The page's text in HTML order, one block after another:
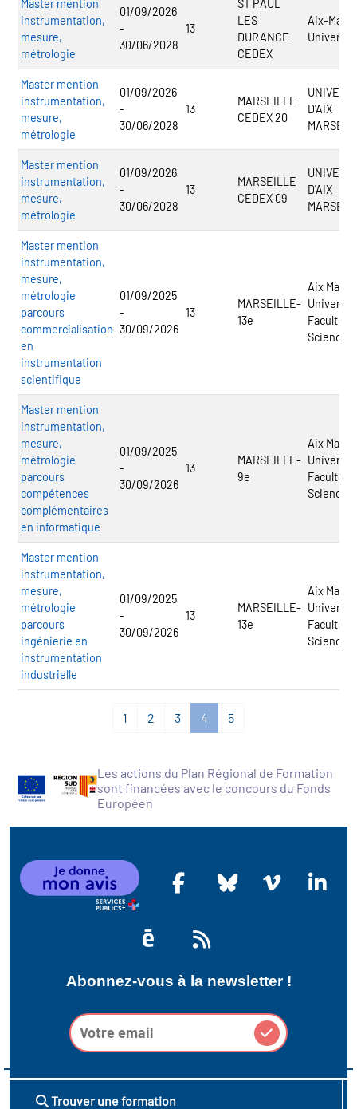
Master mention
instrumentation,
mesure,
métrologie
01/09/2026
-
30/06/2028
13
ST PAUL
LES
DURANCE
CEDEX
Aix-
Master mention
instrumentation,
mesure,
métrologie
01/09/2026
-
30/06/2028
13
MARSEILLE
CEDEX 20
D'AIX
Master mention
instrumentation,
mesure,
métrologie
01/09/2026
-
30/06/2028
13
MARSEILLE
CEDEX 09
D'AIX
Master mention
instrumentation,
mesure,
métrologie
parcours
commercialisation
en
instrumentation
scientifique
01/09/2025
-
30/09/2026
13
MARSEILLE-
13e
Aix
Faculté
Sciences
Master mention
instrumentation,
mesure,
métrologie
parcours
compétences
complémentaires
en informatique
01/09/2025
-
30/09/2026
13
MARSEILLE-
9e
Aix
Faculté
Sciences
Master mention
instrumentation,
mesure,
métrologie
parcours
ingénierie en
instrumentation
industrielle
01/09/2025
-
30/09/2026
13
MARSEILLE-
13e
Aix
Faculté
Sciences
1 2 3 4 5
Les actions du Plan Régional de Formation
sont financées avec le concours du Fonds
Européen
Abonnez-vous à la newsletter !
Trouver une formation